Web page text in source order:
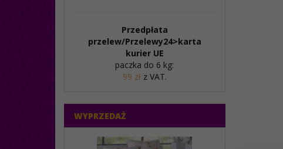
Przedpłata
przelew/Przelewy24>karta
kurier UE
paczka do 6 kg:
99 zł z VAT.
WYPRZEDAŻ